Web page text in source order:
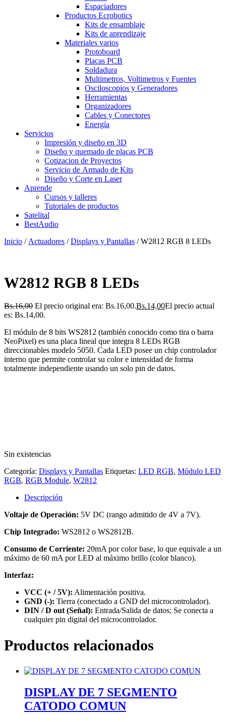
Espaciadores
Productos Ecrobotics
Kits de ensamblaje
Kits de aprendizaje
Materiales varios
Protoboard
Placas PCB
Soldadura
Multimetros, Voltimetros y Fuentes
Osciloscopios y Generadores
Herramientas
Organizadores
Cables y Conectores
Energía
Servicios
Impresión y diseño en 3D
Diseño y quemado de placas PCB
Cotizacion de Proyectos
Servicio de Armado de Kits
Diseño y Corte en Laser
Aprende
Cursos y talleres
Tutoriales de productos
Satelital
BestAudio
Inicio / Actuadores /Displays y Pantallas / W2812 RGB 8 LEDs
W2812 RGB 8 LEDs
Bs.16,00 El precio original era: Bs.16,00.Bs.14,00El precio actual
es: Bs.14,00.
El módulo de 8 bits WS2812 (también conocido como tira o barra
NeoPixel) es una placa lineal que integra 8 LEDs RGB
direccionables modelo 5050. Cada LED posee un chip controlador
interno que permite controlar su color e intensidad de forma
totalmente independiente usando un solo pin de datos.
Sin existencias
Categoría: Displays y Pantallas Etiquetas: LED RGB, Módulo LED
RGB, RGB Module, W2812
Descripción
Voltaje de Operación: 5V DC (rango admitido de 4V a 7V).
Chip Integrado: WS2812 o WS2812B.
Consumo de Corriente: 20mA por color base, lo que equivale a un
máximo de 60 mA por LED al máximo brillo (color blanco).
Interfaz:
VCC (+ / 5V): Alimentación positiva.
GND (-): Tierra (conectado a GND del microcontrolador).
DIN / D out (Señal): Entrada/Salida de datos; Se conecta a
cualquier pin digital del microcontrolador.
Productos relacionados
DISPLAY DE 7 SEGMENTO
CATODO COMUN